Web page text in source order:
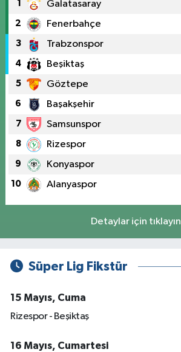
1 Galatasaray
2 Fenerbahçe
3 Trabzonspor
4 Beşiktaş
5 Göztepe
6 Başakşehir
7 Samsunspor
8 Rizespor
9 Konyaspor
10 Alanyaspor
Detaylar için tıklayın
Süper Lig Fikstür
15 Mayıs, Cuma
Rizespor - Beşiktaş
16 Mayıs, Cumartesi